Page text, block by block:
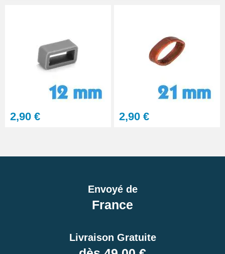
2,90 € 2,90 €
Envoyé de
France
Livraison Gratuite